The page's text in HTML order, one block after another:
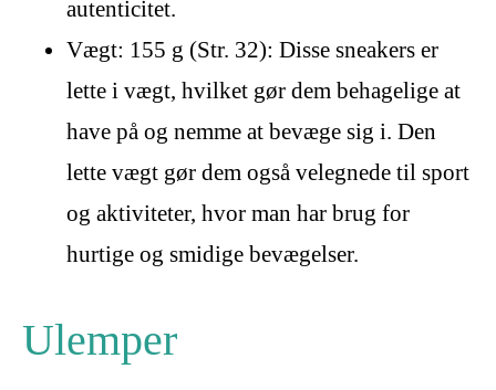
autenticitet.
Vægt: 155 g (Str. 32): Disse sneakers er
lette i vægt, hvilket gør dem behagelige at
have på og nemme at bevæge sig i. Den
lette vægt gør dem også velegnede til sport
og aktiviteter, hvor man har brug for
hurtige og smidige bevægelser.
Ulemper